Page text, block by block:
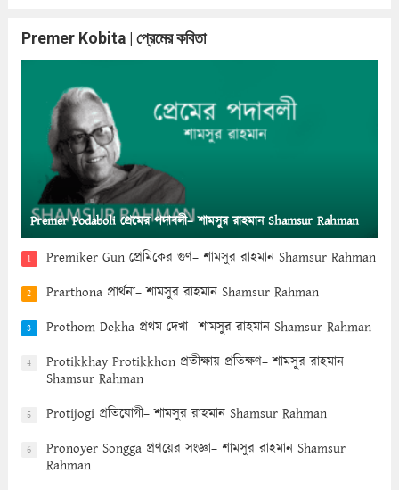
Premer Kobita | প্রেমের কবিতা
Premer Podaboli প্রেমের পদাবলী– শামসুর রাহমান Shamsur Rahman
1 Premiker Gun প্রেমিকের গুণ– শামসুর রাহমান Shamsur Rahman
2 Prarthona প্রার্থনা– শামসুর রাহমান Shamsur Rahman
3 Prothom Dekha প্রথম দেখা– শামসুর রাহমান Shamsur Rahman
4
Protikkhay Protikkhon প্রতীক্ষায় প্রতিক্ষণ– শামসুর রাহমান
Shamsur Rahman
5 Protijogi প্রতিযোগী– শামসুর রাহমান Shamsur Rahman
6
Pronoyer Songga প্রণয়ের সংজ্ঞা– শামসুর রাহমান Shamsur
Rahman